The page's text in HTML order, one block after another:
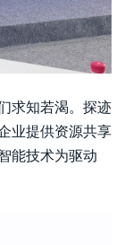
求知若渴。探迹
业提供资源共享
能技术为驱动